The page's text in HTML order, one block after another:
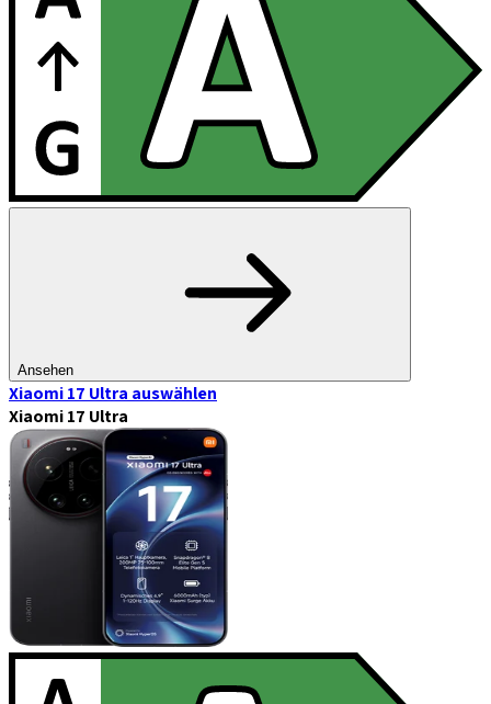
Ansehen
Xiaomi 17 Ultra auswählen
Xiaomi 17 Ultra